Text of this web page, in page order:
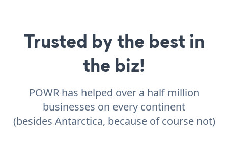
Trusted by the best in
the biz!
POWR has helped over a half million
businesses on every continent
(besides Antarctica, because of course not)